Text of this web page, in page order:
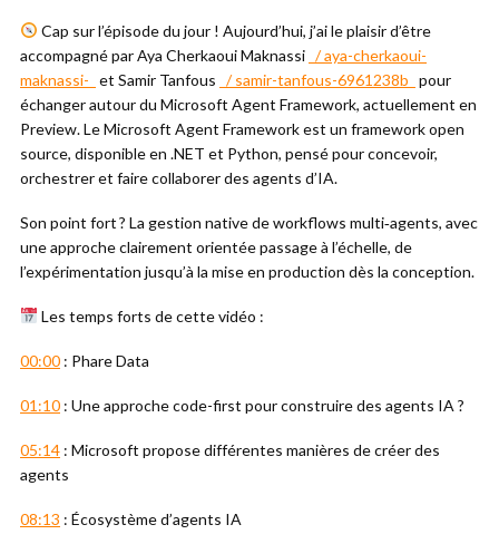
Cap sur l’épisode du jour ! Aujourd’hui, j’ai le plaisir d’être
accompagné par Aya Cherkaoui Maknassi / aya-cherkaoui-
maknassi- et Samir Tanfous / samir-tanfous-6961238b pour
échanger autour du Microsoft Agent Framework, actuellement en
Preview. Le Microsoft Agent Framework est un framework open
source, disponible en .NET et Python, pensé pour concevoir,
orchestrer et faire collaborer des agents d’IA.
Son point fort ? La gestion native de workflows multi‑agents, avec
une approche clairement orientée passage à l’échelle, de
l’expérimentation jusqu’à la mise en production dès la conception.
Les temps forts de cette vidéo :
00:00 : Phare Data
01:10 : Une approche code-first pour construire des agents IA ?
05:14 : Microsoft propose différentes manières de créer des
agents
08:13 : Écosystème d’agents IA